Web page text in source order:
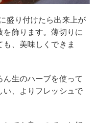
り付けたら出来上が
を飾ります。薄切りに
、美味しくできま
ん生のハーブを使って
い、よりフレッシュで